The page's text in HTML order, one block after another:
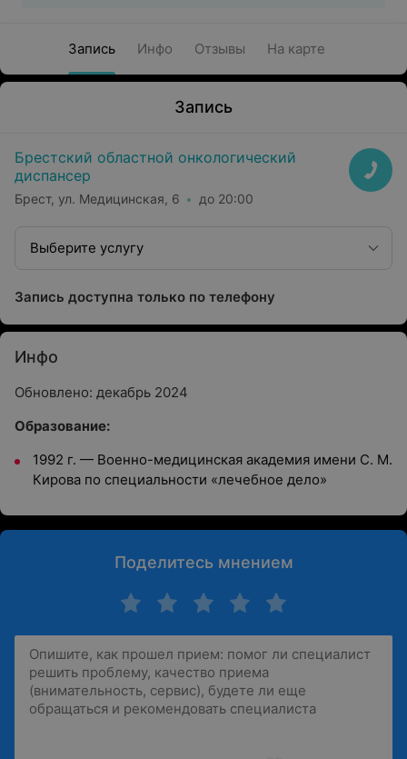
Запись Инфо Отзывы На карте
Запись
Брестский областной онкологический
диспансер
Брест, ул. Медицинская, 6 до 20:00
Выберите услугу
Запись доступна только по телефону
Инфо
Обновлено: декабрь 2024
Образование:
1992 г. — Военно-медицинская академия имени С. М.
Кирова по специальности «лечебное дело»
Поделитесь мнением